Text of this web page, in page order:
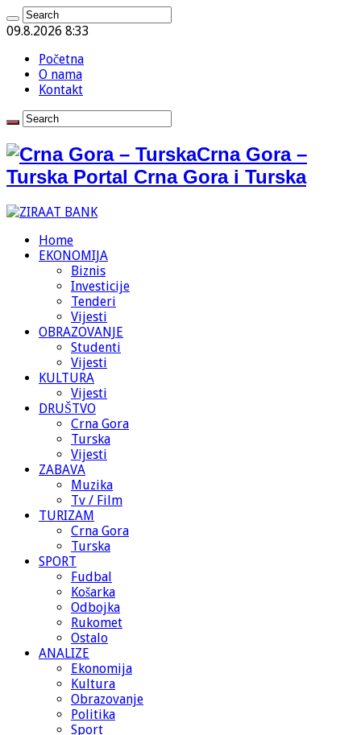
09.8.2026 8:33
Početna
O nama
Kontakt
Crna Gora –
Turska Portal Crna Gora i Turska
Home
EKONOMIJA
Biznis
Investicije
Tenderi
Vijesti
OBRAZOVANJE
Studenti
Vijesti
KULTURA
Vijesti
DRUŠTVO
Crna Gora
Turska
Vijesti
ZABAVA
Muzika
Tv / Film
TURIZAM
Crna Gora
Turska
SPORT
Fudbal
Košarka
Odbojka
Rukomet
Ostalo
ANALIZE
Ekonomija
Kultura
Obrazovanje
Politika
Sport